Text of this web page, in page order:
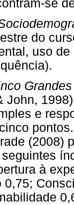
se
do
uso
John,
e
(2008)
à
0,75;